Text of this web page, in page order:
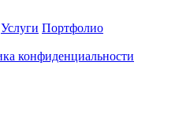
Услуги Портфолио
конфиденциальности